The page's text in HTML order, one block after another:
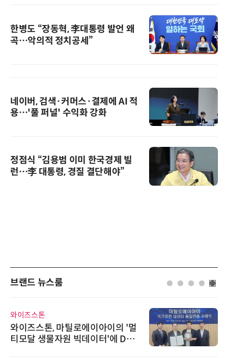
한병도 “장동혁, 李대통령 발언 왜
곡…악의적 정치공세”
네이버, 검색·커머스·결제에 AI 적
용…'풀 퍼널' 수익화 강화
정점식 “김용범 이미 한국경제 빌
런…李 대통령, 경질 결단해야”
브랜드 뉴스룸
와이즈스톤
와이즈스톤, 마틸로에이아이의 '멀
티모달 생물자원 빅데이터'에 DQ